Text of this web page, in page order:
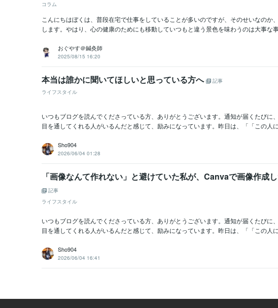
コラム
こんにちはぼくは、普段在宅で仕事をしていることが多いのですが、そのせいなのか
します。やはり、心の健康のためにも移動していつもと違う景色を味わうのは大事な
おぐやす＠鍼灸師
2025/08/15 16:20
本当は誰かに聞いてほしいと思っている方へ
記事
ライフスタイル
いつもブログを読んでくださっている方、ありがとうございます。通知が届くたびに
目を通してくれる人がいるんだと感じて、励みになっています。昨日は、「「この人
Sho904
2026/06/04 01:28
「画像なんて作れない」と避けていた私が、Canvaで画像作成
記事
ライフスタイル
いつもブログを読んでくださっている方、ありがとうございます。通知が届くたびに
目を通してくれる人がいるんだと感じて、励みになっています。昨日は、「「この人
Sho904
2026/06/04 16:41